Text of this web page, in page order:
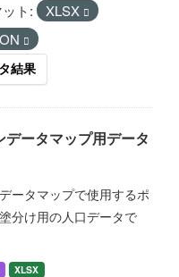
ト:
XLSX
結果
データマップ用データ
ータマップで使用するポ
分け用の人口データで
XLSX